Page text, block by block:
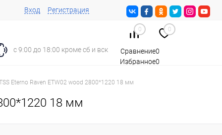
Вход Регистрация
с 9:00 до 18:00 кроме сб и вск
0 0
Сравнение0
Избранное0
Eterno Raven ETW02 wood 2800*1220 18 мм
18 мм